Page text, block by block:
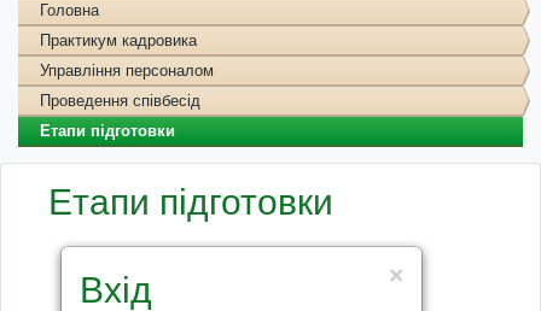
Головна
Практикум кадровика
Управління персоналом
Проведення співбесід
Етапи підготовки
Етапи підготовки
×
Вхід